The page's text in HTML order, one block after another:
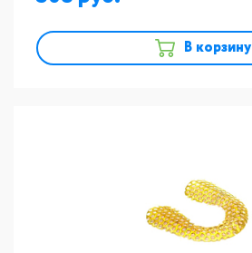
В корзину